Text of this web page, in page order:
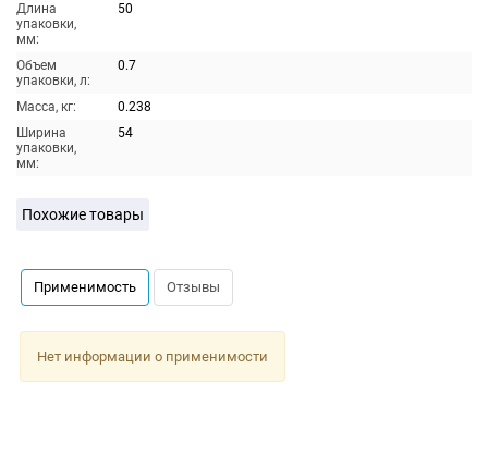
Длина
упаковки,
мм:
50
Объем
упаковки, л:
0.7
Масса, кг:
0.238
Ширина
упаковки,
мм:
54
Похожие товары
Применимость Отзывы
Нет информации о применимости